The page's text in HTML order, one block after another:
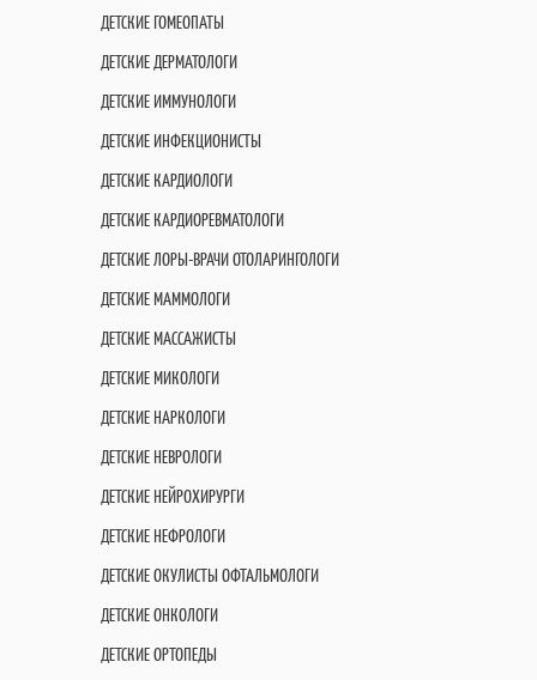
ДЕТСКИЕ ГОМЕОПАТЫ
ДЕТСКИЕ ДЕРМАТОЛОГИ
ДЕТСКИЕ ИММУНОЛОГИ
ДЕТСКИЕ ИНФЕКЦИОНИСТЫ
ДЕТСКИЕ КАРДИОЛОГИ
ДЕТСКИЕ КАРДИОРЕВМАТОЛОГИ
ДЕТСКИЕ ЛОРЫ-ВРАЧИ ОТОЛАРИНГОЛОГИ
ДЕТСКИЕ МАММОЛОГИ
ДЕТСКИЕ МАССАЖИСТЫ
ДЕТСКИЕ МИКОЛОГИ
ДЕТСКИЕ НАРКОЛОГИ
ДЕТСКИЕ НЕВРОЛОГИ
ДЕТСКИЕ НЕЙРОХИРУРГИ
ДЕТСКИЕ НЕФРОЛОГИ
ДЕТСКИЕ ОКУЛИСТЫ ОФТАЛЬМОЛОГИ
ДЕТСКИЕ ОНКОЛОГИ
ДЕТСКИЕ ОРТОПЕДЫ